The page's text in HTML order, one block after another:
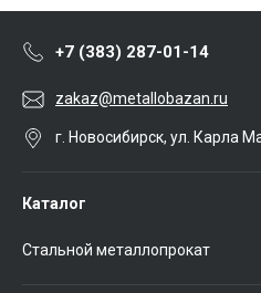
+7 (383) 287-01-14
zakaz@metallobazan.ru
г. Новосибирск, ул. Карла
Каталог
Стальной металлопрокат